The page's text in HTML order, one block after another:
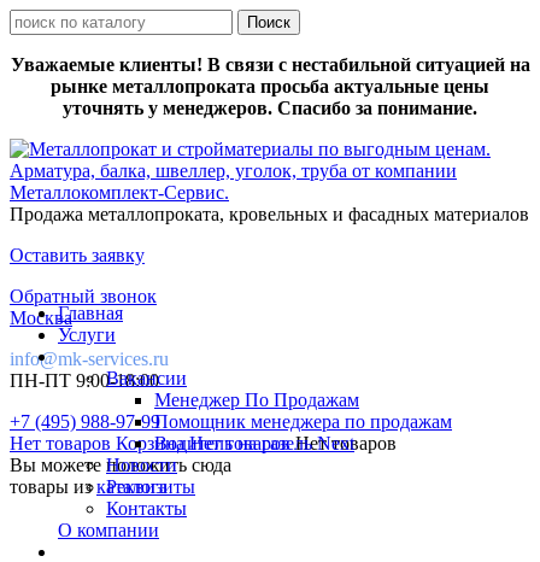
Уважаемые клиенты! В связи с нестабильной ситуацией на
рынке металлопроката просьба актуальные цены
уточнять у менеджеров. Спасибо за понимание.
Продажа металлопроката, кровельных и фасадных материалов
Оставить заявку
Обратный звонок
Москва
info@mk-services.ru
ПН-ПТ 9:00-18:00
+7 (495) 988-97-99
Нет товаров КорзинаНет товаровНет товаров
Вы можете положить сюда
товары изкаталога
Главная
Услуги
Вакансии
Менеджер По Продажам
Помощник менеджера по продажам
Водитель на газель Next
Новости
Реквизиты
Контакты
О компании